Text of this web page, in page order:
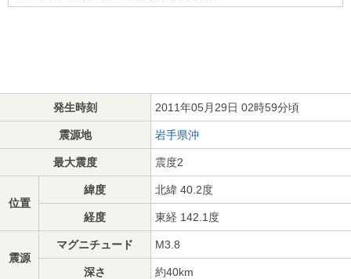
発生時刻 2011年05月29日 02時59分頃
震源地 岩手県沖
最大震度 震度2
位置
緯度 北緯 40.2度
経度 東経 142.1度
震源
マグニチュード M3.8
深さ 約40km